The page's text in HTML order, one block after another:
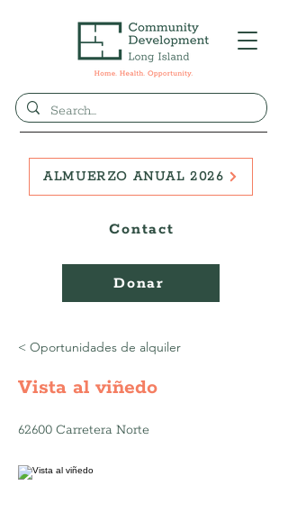
Donar
Contact
ALMUERZO ANUAL 2026
< Oportunidades de alquiler
Vista al viñedo
62600 Carretera Norte